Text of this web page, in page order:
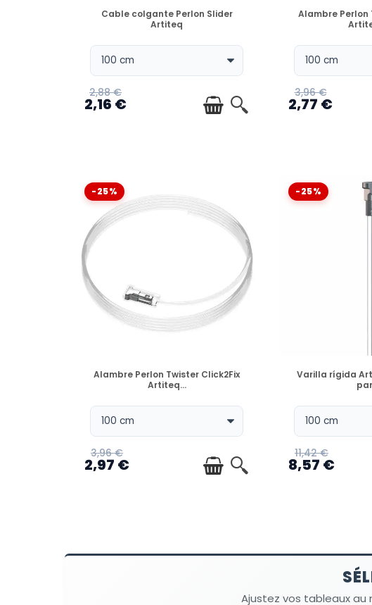
DISPONIBLE
Cable colgante Perlon Slider
Artiteq
2,88 €
2,16 €
Alambre Perlon
3,96 €
2,77 €
-25%
DISPONIBLE
Alambre Perlon Twister Click2Fix
Artiteq...
3,96 €
2,97 €
-25%
Varilla rígida
11,42 €
8,57 €
Ajustez vos tableaux au